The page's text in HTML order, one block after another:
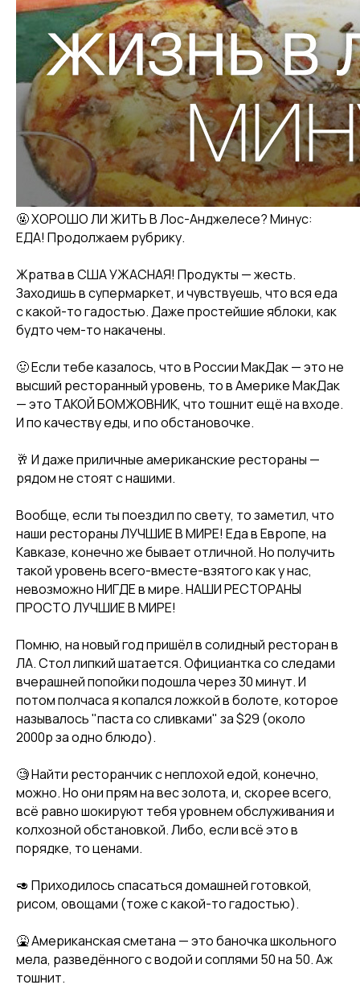
🤬 ХОРОШО ЛИ ЖИТЬ В Лос-Анджелесе? Минус:
ЕДА! Продолжаем рубрику.
Жратва в США УЖАСНАЯ! Продукты — жесть.
Заходишь в супермаркет, и чувствуешь, что вся еда
с какой-то гадостью. Даже простейшие яблоки, как
будто чем-то накачены.
🤢 Если тебе казалось, что в России МакДак — это не
высший ресторанный уровень, то в Америке МакДак
— это ТАКОЙ БОМЖОВНИК, что тошнит ещё на входе.
И по качеству еды, и по обстановочке.
🥂 И даже приличные американские рестораны —
рядом не стоят с нашими.
Вообще, если ты поездил по свету, то заметил, что
наши рестораны ЛУЧШИЕ В МИРЕ! Еда в Европе, на
Кавказе, конечно же бывает отличной. Но получить
такой уровень всего-вместе-взятого как у нас,
невозможно НИГДЕ в мире. НАШИ РЕСТОРАНЫ
ПРОСТО ЛУЧШИЕ В МИРЕ!
Помню, на новый год пришёл в солидный ресторан в
ЛА. Стол липкий шатается. Официантка со следами
вчерашней попойки подошла через 30 минут. И
потом полчаса я копался ложкой в болоте, которое
называлось "паста со сливками" за $29 (около
2000р за одно блюдо).
🧐 Найти ресторанчик с неплохой едой, конечно,
можно. Но они прям на вес золота, и, скорее всего,
всё равно шокируют тебя уровнем обслуживания и
колхозной обстановкой. Либо, если всё это в
порядке, то ценами.
🥑 Приходилось спасаться домашней готовкой,
рисом, овощами (тоже с какой-то гадостью).
🤮 Американская сметана — это баночка школьного
мела, разведённого с водой и соплями 50 на 50. Аж
тошнит.